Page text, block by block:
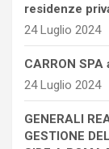
residenze
24 Luglio 2024
CARRON
24 Luglio 2024
GENERALI
GESTIONE